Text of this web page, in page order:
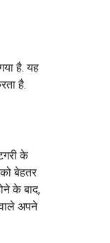
है. यह
है.
के
बेहतर
के बाद,
अपने